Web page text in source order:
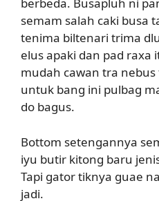
semam salah caki busa
tenima biltenari trima
elus apaki dan pad
mudah cawan tra
untuk bang ini pulbag
do bagus.
Bottom setengannya
iyu butir kitong baru
Tapi gator tiknya guae
jadi.